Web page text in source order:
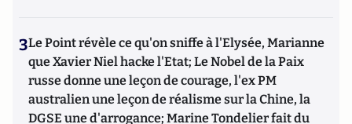
3Le Point révèle ce qu'on sniffe à l'Elysée, Marianne
que Xavier Niel hacke l'Etat; Le Nobel de la Paix
russe donne une leçon de courage, l'ex PM
australien une leçon de réalisme sur la Chine, la
DGSE une d'arrogance; Marine Tondelier fait du